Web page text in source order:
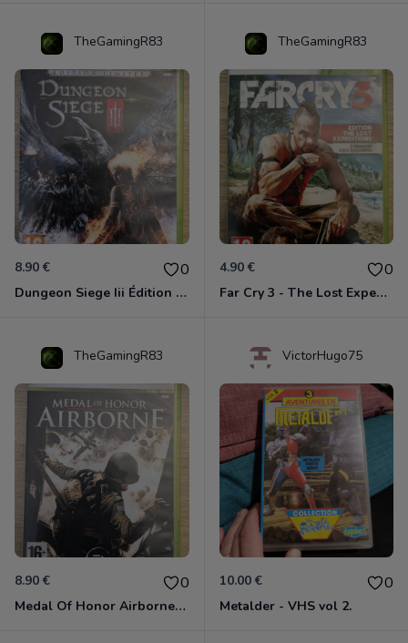
TheGamingR83
8.90 € 0
Dungeon Siege Iii Édition Limitée - Vf Intégrale Xbox 360
TheGamingR83
4.90 € 0
Far Cry 3 - The Lost Expeditions - Edition Spéciale Xbox 360
TheGamingR83
8.90 € 0
Medal Of Honor Airborne Xbox 360
VictorHugo75
10.00 € 0
Metalder - VHS vol 2.